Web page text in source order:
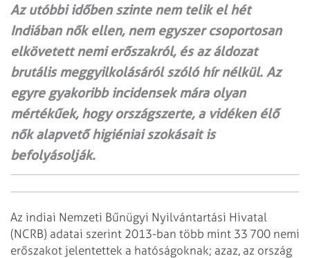
Az utóbbi időben szinte nem telik el hét
Indiában nők ellen, nem egyszer csoportosan
elkövetett nemi erőszakról, és az áldozat
brutális meggyilkolásáról szóló hír nélkül. Az
egyre gyakoribb incidensek mára olyan
mértékűek, hogy országszerte, a vidé­ken élő
nők alapvető higiéniai szokásait is
befolyásolják.
Az indiai Nemzeti Bűnügyi Nyilvántartási Hivatal
(NCRB) adatai szerint 2013-ban több mint 33 700 nemi
erőszakot jelentettek a hatóságoknak; azaz, az ország